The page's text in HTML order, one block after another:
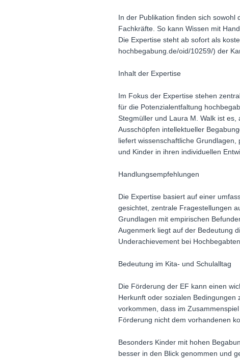
In der Publikation finden sich
Fachkräfte. So kann Wissen mit
Die Expertise steht ab sofort als
hochbegabung.de/oid/10259/) der
Inhalt der Expertise
Im Fokus der Expertise stehen
für die Potenzialentfaltung
Stegmüller und Laura M. Walk ist
Ausschöpfen intellektueller
liefert wissenschaftliche
und Kinder in ihren individuellen
Handlungsempfehlungen
Die Expertise basiert auf einer
gesichtet, zentrale Fragestellungen
Grundlagen mit empirischen
Augenmerk liegt auf der Bedeutung
Underachievement bei
Bedeutung im Kita- und Schulalltag
Die Förderung der EF kann einen
Herkunft oder sozialen
vorkommen, dass im
Förderung nicht dem vorhandenen
Besonders Kinder mit hohen
besser in den Blick genommen und